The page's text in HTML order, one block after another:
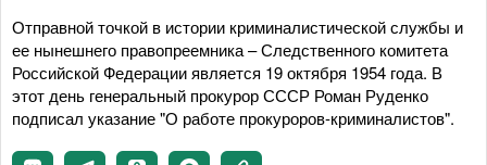
Отправной точкой в истории криминалистической службы и
ее нынешнего правопреемника – Следственного комитета
Российской Федерации является 19 октября 1954 года. В
этот день генеральный прокурор СССР Роман Руденко
подписал указание "О работе прокуроров-криминалистов".